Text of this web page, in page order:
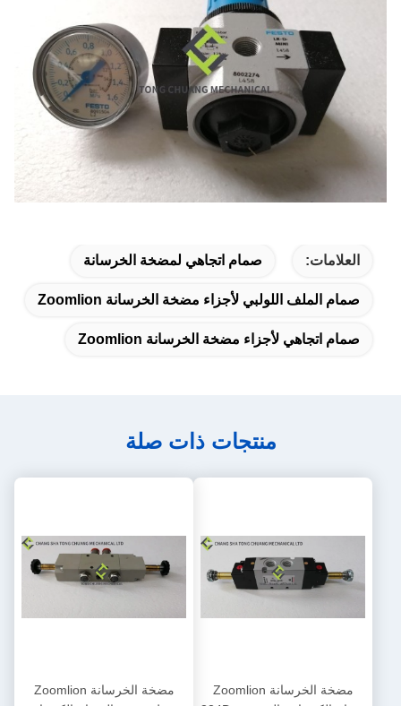
العلامات: صمام اتجاهي لمضخة الخرسانة
صمام الملف اللولبي لأجزاء مضخة الخرسانة Zoomlion
صمام اتجاهي لأجزاء مضخة الخرسانة Zoomlion
منتجات ذات صلة
مضخة الخرسانة Zoomlion
مضخة الخرسانة Zoomlion